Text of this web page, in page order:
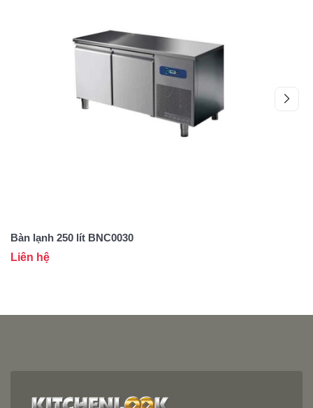
Bàn lạnh 250 lít BNC0030
Liên hệ